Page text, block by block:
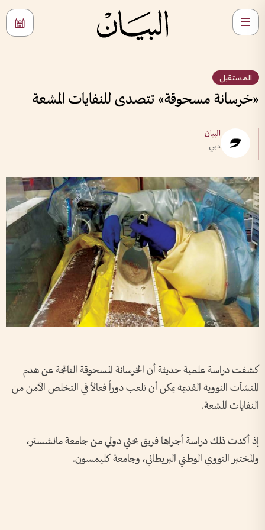
المستقبل
«خرسانة مسحوقة» تتصدى للنفايات المشعة
البيان
دبي
كشفت دراسة علمية حديثة أن الخرسانة المسحوقة الناتجة عن هدم
المنشآت النووية القديمة يمكن أن تلعب دوراً فعالاً في التخلص الآمن من
النفايات المشعة.
إذ أكدت ذلك دراسة أجراها فريق بحثي دولي من جامعة مانشستر،
والمختبر النووي الوطني البريطاني، وجامعة كليمسون.